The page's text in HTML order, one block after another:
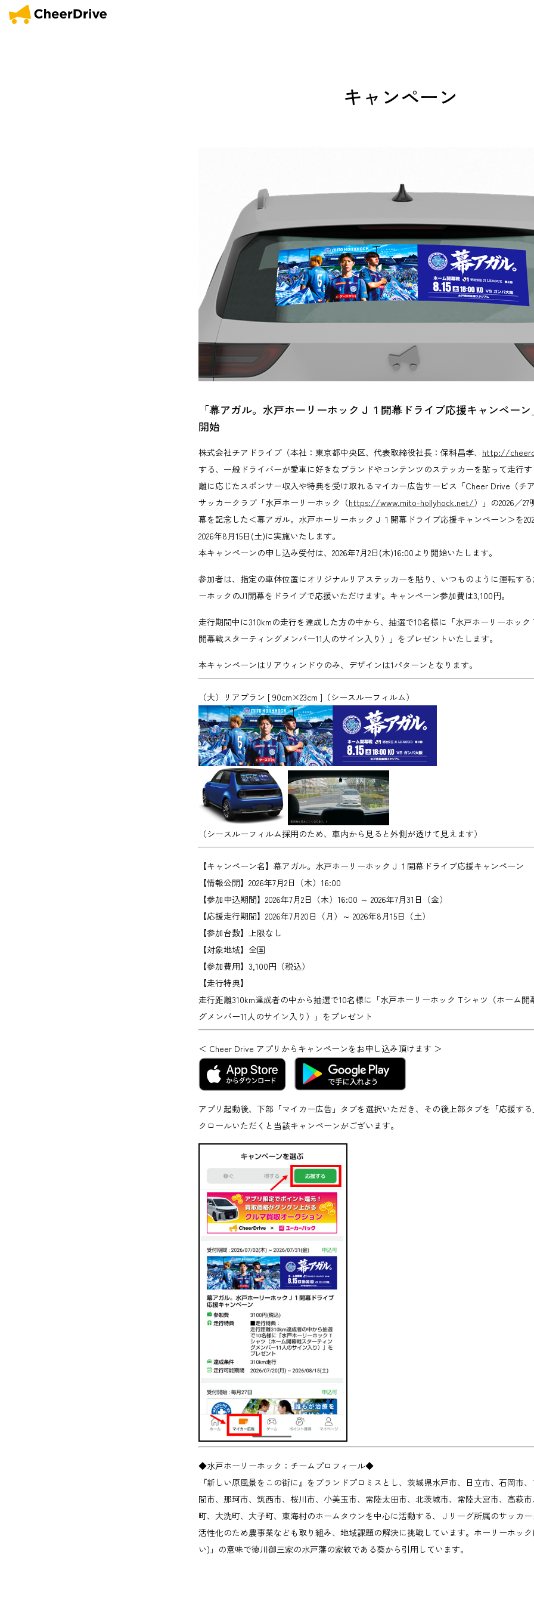
キャンペーン
「幕アガル。水戸ホーリーホックＪ１開幕ドライブ応援キャンペー
開始
株式会社チアドライブ（本社：東京都中央区、代表取締役社長：保科昌孝、 http://
する、一般ドライバーが愛車に好きなブランドやコンテンツのステッカーを貼って走行
離に応じたスポンサー収入や特典を受け取れるマイカー広告サービス「Cheer Drive（チア
サッカークラブ「水戸ホーリーホック（https://www.mito-hollyhock.net/）」の2026／
幕を記念した＜幕アガル。水戸ホーリーホックＪ１開幕ドライブ応援キャンペーン＞を
2026年8月15日(土)に実施いたします。
本キャンペーンの申し込み受付は、2026年7月2日(木)16:00より開始いたします。
参加者は、指定の車体位置にオリジナルリアステッカーを貼り、いつものように運転する
ーホックのJ1開幕をドライブで応援いただけます。キャンペーン参加費は3,100円。
走行期間中に310kmの走行を達成した方の中から、抽選で10名様に「水戸ホーリーホック
開幕戦スターティングメンバー11人のサイン入り）」をプレゼントいたします。
本キャンペーンはリアウィンドウのみ、デザインは1パターンとなります。
（大）リアプラン [ 90cm×23cm ] （シースルーフィルム）
（シースルーフィルム採用のため、車内から見ると外側が透けて見えます）
【キャンペーン名】 幕アガル。水戸ホーリーホックＪ１開幕ドライブ応援キャンペーン
【情報公開】 2026年7月2日（木）16:00
【参加申込期間】 2026年7月2日（木）16:00 ～ 2026年7月31日（金）
【応援走行期間】 2026年7月20日（月）～ 2026年8月15日（土）
【参加台数】
上限なし
【対象地域】 全国
【参加費用】 3,100円（税込）
【走行特典】
走行距離310km達成者の中から抽選で10名様に「水戸ホーリーホック Tシャツ（ホーム開
グメンバー11人のサイン入り）」をプレゼント
＜ Cheer Drive アプリからキャンペーンをお申し込み頂けます ＞
アプリ起動後、下部「マイカー広告」タブを選択いただき、その後上部タブを「応援す
クロールいただくと当該キャンペーンがございます。
◆水戸ホーリーホック：チームプロフィール◆
『新しい原風景をこの街に』をブランドプロミスとし、茨城県水戸市、日立市、石岡市
間市、那珂市、筑西市、桜川市、小美玉市、常陸太田市、北茨城市、常陸大宮市、高萩
町、大洗町、大子町、東海村のホームタウンを中心に活動する、Ｊリーグ所属のサッカ
活性化のため農事業なども取り組み、地域課題の解決に挑戦しています。ホーリーホッ
い)」の意味で徳川御三家の水戸藩の家紋である葵から引用しています。